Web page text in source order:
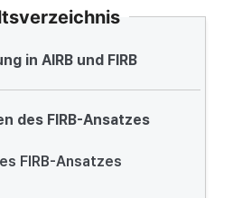
in AIRB und FIRB
des FIRB-Ansatzes
FIRB-Ansatzes